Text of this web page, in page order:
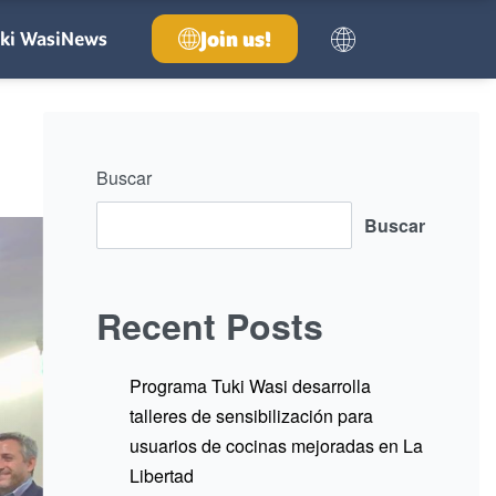
WasiNews Join us!
Buscar
Buscar
Recent Posts
Programa Tuki Wasi desarrolla
talleres de sensibilización para
usuarios de cocinas mejoradas en La
Libertad